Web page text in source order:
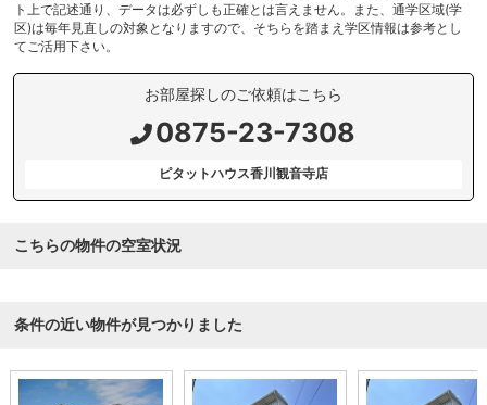
ト上で記述通り、データは必ずしも正確とは言えません。また、通学区域(学
区)は毎年見直しの対象となりますので、そちらを踏まえ学区情報は参考とし
てご活用下さい。
お部屋探しのご依頼はこちら
0875-23-7308
ピタットハウス香川観音寺店
こちらの物件の空室状況
条件の近い物件が見つかりました